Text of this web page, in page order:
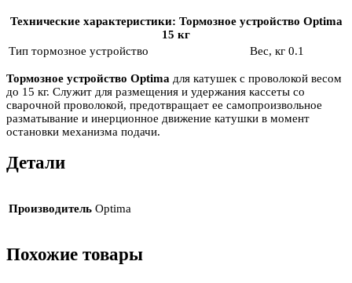
Технические характеристики: Тормозное устройство Optima
15 кг
Тип тормозное устройство Вес, кг 0.1
Тормозное устройство Optima для катушек с проволокой весом
до 15 кг. Служит для размещения и удержания кассеты со
сварочной проволокой, предотвращает ее самопроизвольное
разматывание и инерционное движение катушки в момент
остановки механизма подачи.
Детали
Производитель Optima
Похожие товары